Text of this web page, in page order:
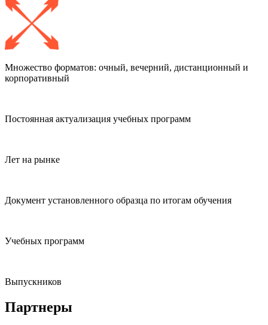
Множество форматов: очный, вечерний, дистанционный и
корпоративный
Постоянная актуализация учебных программ
Лет на рынке
Документ установленного образца по итогам обучения
Учебных программ
Выпускников
Партнеры